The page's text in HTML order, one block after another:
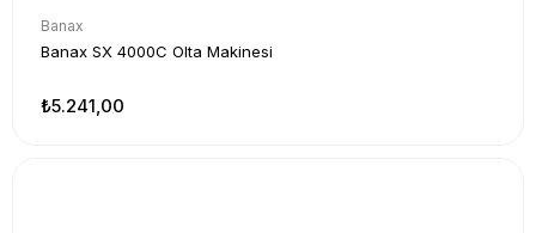
Banax
Banax SX 4000C Olta Makinesi
₺5.241,00